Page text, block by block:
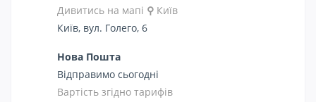
Дивитись на мапі ⚲ Київ
Київ, вул. Голего, 6
Нова Пошта
Відправимо сьогодні
Вартість згідно тарифів